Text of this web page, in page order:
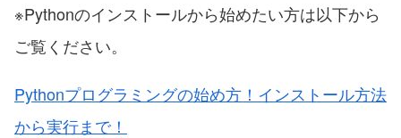
※Pythonのインストールから始めたい方は以下から
ご覧ください。
Pythonプログラミングの始め方！インストール方法
から実行まで！